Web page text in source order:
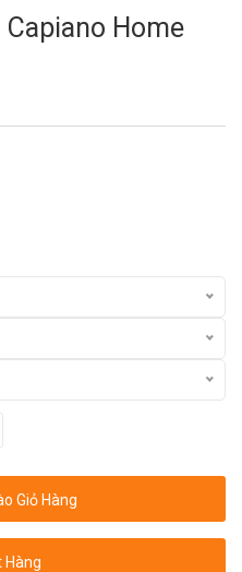
Home
Giỏ Hàng
Hàng